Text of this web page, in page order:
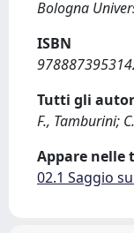
Bologna
ISBN
Tutti gli
F., Tamburini;
Appare nelle
02.1 Saggio